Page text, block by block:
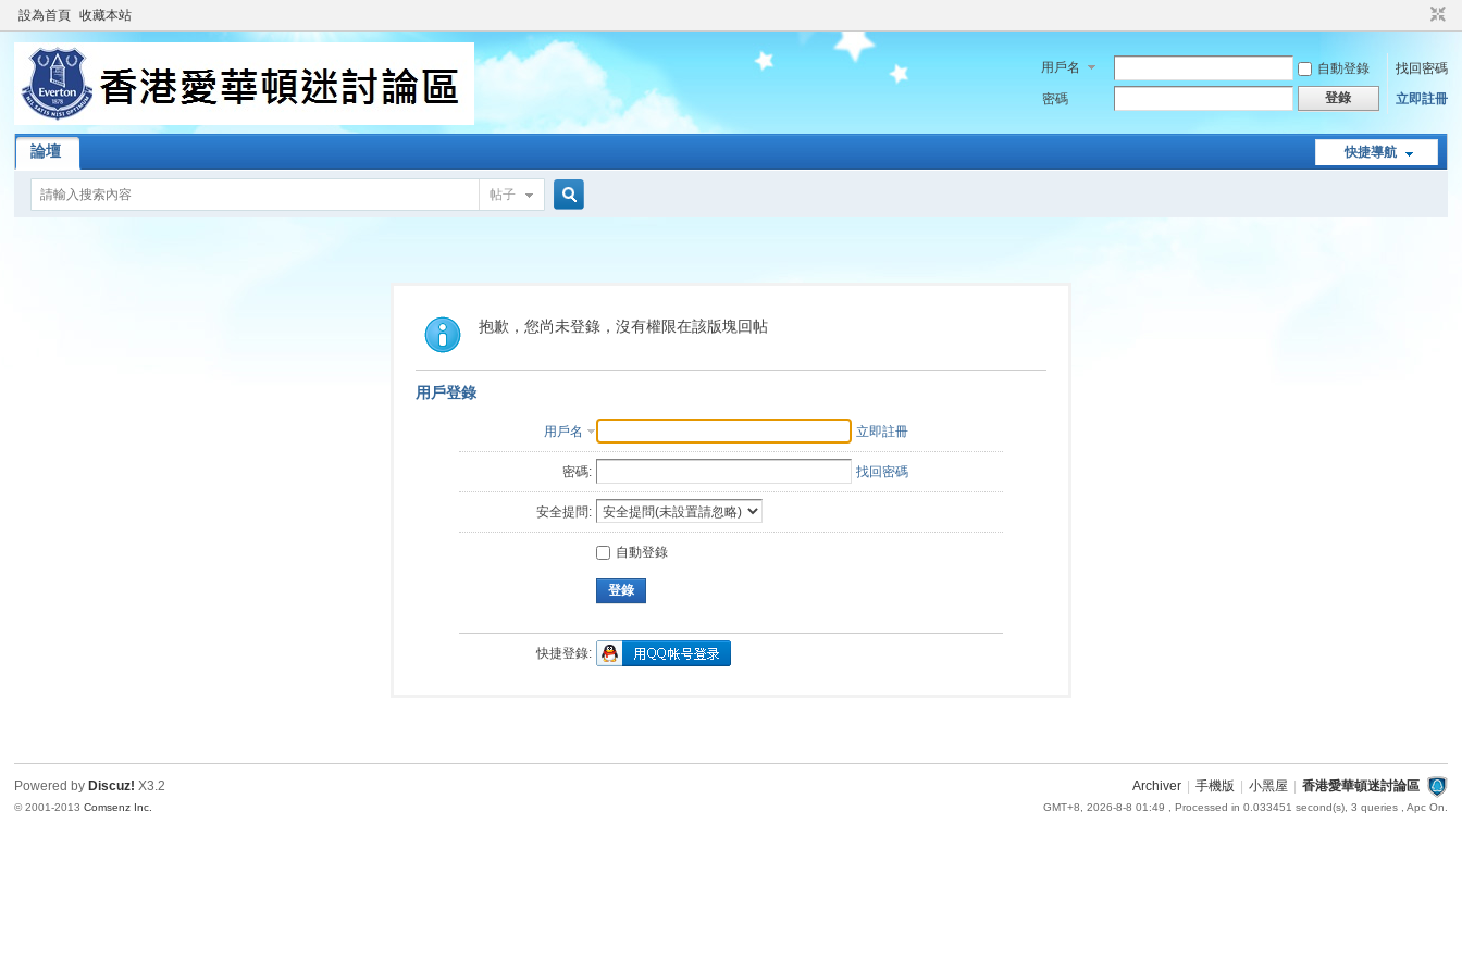
設為首頁 收藏本站
用戶名 自動登錄
找回密碼
密碼
登錄 立即註冊
快捷導航
論壇
帖子
索
抱歉，您尚未登錄，沒有權限在該版塊回帖
用戶登錄
用戶名 立即註冊
密碼: 找回密碼
安全提問:
自動登錄
登錄
快捷登錄:
Archiver 手機版 小黑屋 香港愛華頓迷討論區
GMT+8, 2026-8-8 01:49 , Processed in 0.033451 second(s), 3 queries , Apc On.
Powered by Discuz! X3.2
© 2001-2013Comsenz Inc.